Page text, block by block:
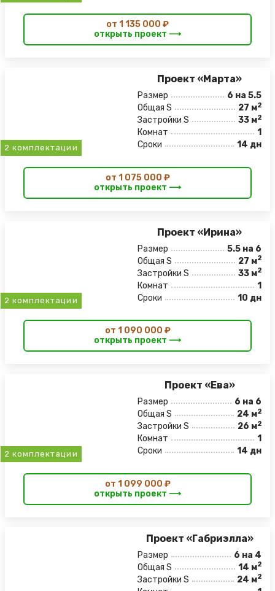
от 1 135 000 ₽
открыть проект ⟶
2 комплектации
Проект «Марта»
Размер
6 на 5.5
Общая S
27 м2
Застройки S 33 м2
Комнат
1
Сроки
14 дн
от 1 075 000 ₽
открыть проект ⟶
2 комплектации
Проект «Ирина»
Размер
5.5 на 6
Общая S
27 м2
Застройки S 33 м2
Комнат
1
Сроки
10 дн
от 1 090 000 ₽
открыть проект ⟶
2 комплектации
Проект «Ева»
Размер
6 на 6
Общая S
24 м2
Застройки S 26 м2
Комнат
1
Сроки
14 дн
от 1 099 000 ₽
открыть проект ⟶
Проект «Габриэлла»
Размер
6 на 4
Общая S
14 м2
Застройки S 24 м2